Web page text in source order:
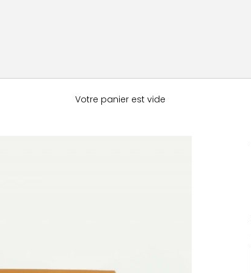
Votre panier est vide